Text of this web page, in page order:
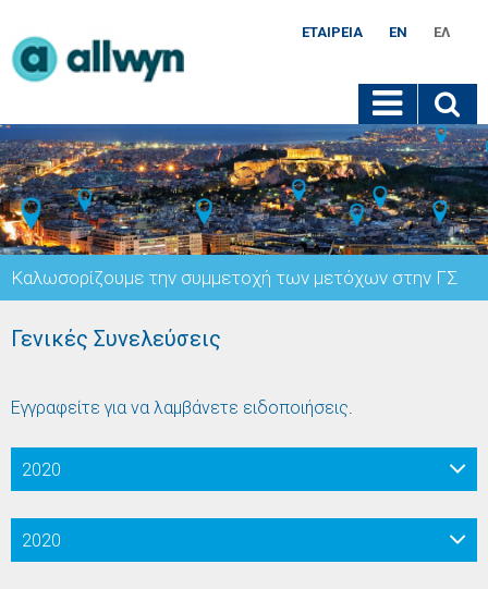
ΕΤΑΙΡΕΊΑ EN ΕΛ
Καλωσορίζουμε την συμμετοχή των μετόχων στην ΓΣ
Γενικές Συνελεύσεις
Εγγραφείτε για να λαμβάνετε ειδοποιήσεις.
2020
2020